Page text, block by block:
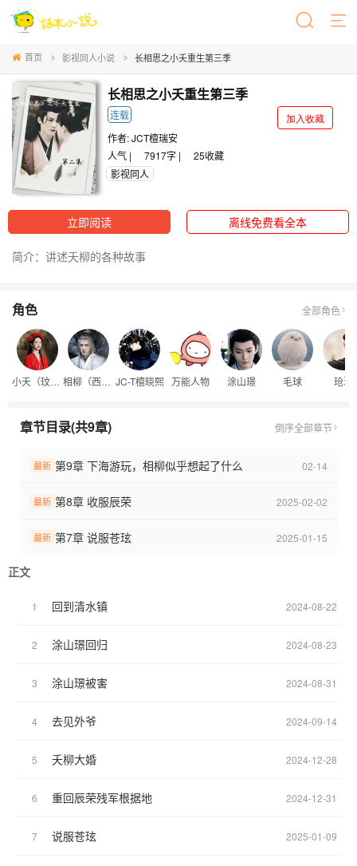
首页 影视同人小说 长相思之小夭重生第三季
长相思之小夭重生第三季
连载
加入收藏
作者:JCT檀瑞安
人气 |
7917字 | 25收藏
影视同人
立即阅读 离线免费看全本
简介：讲述夭柳的各种故事
角色 全部角色
小夭（玟小六） 相柳（西陵邶） JC-T檀晓熙 万能人物 涂山璟 毛球 玱玹
章节目录(共9章) 倒序全部章节
最新 第9章 下海游玩，相柳似乎想起了什么 02-14
最新 第8章 收服辰荣 2025-02-02
最新 第7章 说服苍玹 2025-01-15
正文
1 回到清水镇 2024-08-22
2 涂山璟回归 2024-08-23
3 涂山璟被害 2024-08-31
4 去见外爷 2024-09-14
5 夭柳大婚 2024-12-28
6 重回辰荣残军根据地 2024-12-31
7 说服苍玹 2025-01-09